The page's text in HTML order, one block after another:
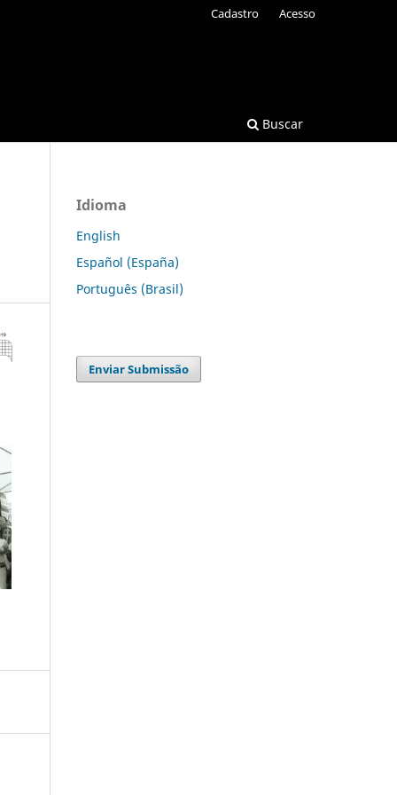
Buscar
Cadastro Acesso
Idioma
English
Español (España)
Português (Brasil)
Enviar Submissão